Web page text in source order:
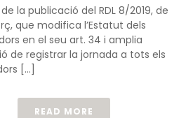
la publicació del RDL 8/2019, de
que modifica l’Estatut dels
en el seu art. 34 i amplia
de registrar la jornada a tots els
[...]
READ MORE